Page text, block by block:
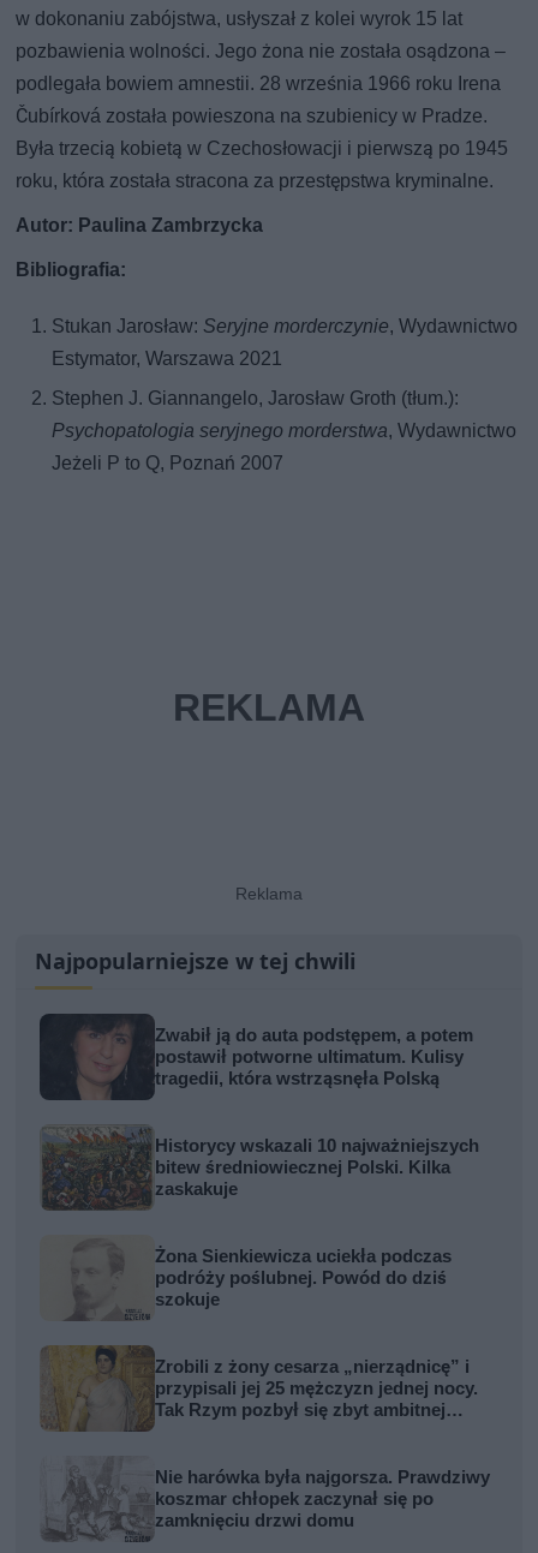
w dokonaniu zabójstwa, usłyszał z kolei wyrok 15 lat
pozbawienia wolności. Jego żona nie została osądzona –
podlegała bowiem amnestii. 28 września 1966 roku Irena
Čubírková została powieszona na szubienicy w Pradze.
Była trzecią kobietą w Czechosłowacji i pierwszą po 1945
roku, która została stracona za przestępstwa kryminalne.
Autor: Paulina Zambrzycka
Bibliografia:
Stukan Jarosław: Seryjne morderczynie, Wydawnictwo
Estymator, Warszawa 2021
Stephen J. Giannangelo, Jarosław Groth (tłum.):
Psychopatologia seryjnego morderstwa, Wydawnictwo
Jeżeli P to Q, Poznań 2007
Najpopularniejsze w tej chwili
Zwabił ją do auta podstępem, a potem
postawił potworne ultimatum. Kulisy
tragedii, która wstrząsnęła Polską
Historycy wskazali 10 najważniejszych
bitew średniowiecznej Polski. Kilka
zaskakuje
Żona Sienkiewicza uciekła podczas
podróży poślubnej. Powód do dziś
szokuje
Zrobili z żony cesarza „nierządnicę” i
przypisali jej 25 mężczyzn jednej nocy.
Tak Rzym pozbył się zbyt ambitnej
Nie harówka była najgorsza. Prawdziwy
koszmar chłopek zaczynał się po
zamknięciu drzwi domu